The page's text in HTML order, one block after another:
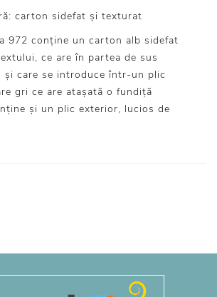
carton sidefat și texturat
972 conține un carton alb sidefat
ce are în partea de sus
și care se introduce într-un plic
gri ce are atașată o fundiță
și un plic exterior, lucios de